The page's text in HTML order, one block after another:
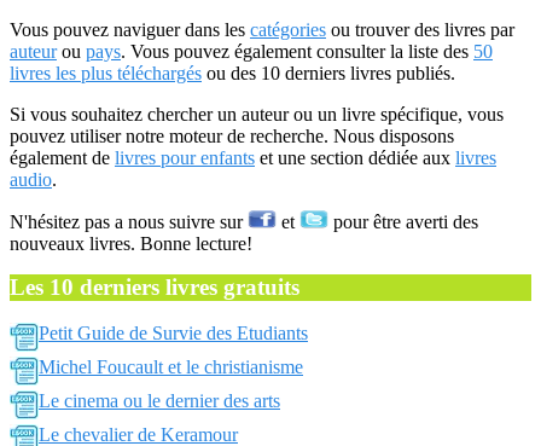
Vous pouvez naviguer dans les catégories ou trouver des livres par
auteurou pays. Vous pouvez également consulter la liste des 50
livres les plus téléchargés ou des 10 derniers livres publiés.
Si vous souhaitez chercher un auteur ou un livre spécifique, vous
pouvez utiliser notre moteur de recherche. Nous disposons
également de livres pour enfants et une section dédiée aux livres
audio.
N'hésitez pas a nous suivre sur et
pour être averti des
nouveaux livres. Bonne lecture!
Les 10 derniers livres gratuits
Petit Guide de Survie des Etudiants
Michel Foucault et le christianisme
Le cinema ou le dernier des arts
Le chevalier de Keramour